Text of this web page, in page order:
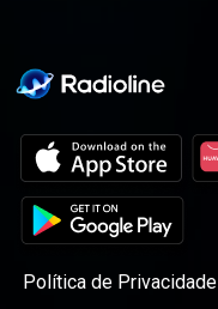
Política de Privacidade